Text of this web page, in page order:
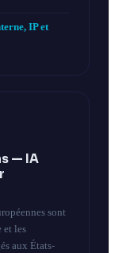
IP et
— IA
sont
et les
aux États-